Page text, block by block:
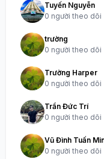
Tuyến Nguyễn
0 người theo dõi
trường
0 người theo dõi
Trường Harper
0 người theo dõi
Trần Đức Trí
0 người theo dõi
Vũ Đình Tuấn
0 người theo dõi